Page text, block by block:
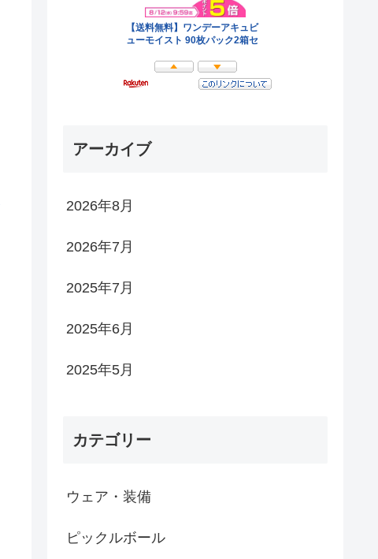
アーカイブ
2026年8月
2026年7月
2025年7月
2025年6月
2025年5月
カテゴリー
ウェア・装備
ピックルボール